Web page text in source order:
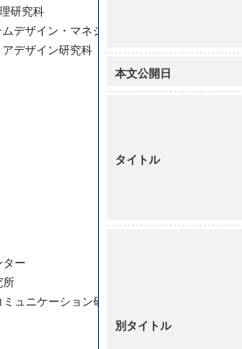
研究科
デザイン・マネジメント研究科
デザイン研究科
ター
所
ュニケーション研究所
本文公開日
タイトル
別タイトル